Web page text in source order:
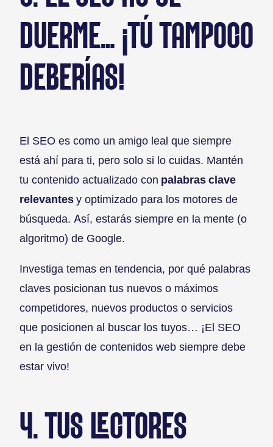
DUERME… ¡TÚ TAMPOCO
DEBERÍAS!
El SEO es como un amigo leal que siempre
está ahí para ti, pero solo si lo cuidas. Mantén
tu contenido actualizado con palabras clave
relevantesy optimizado para los motores de
búsqueda. Así, estarás siempre en la mente (o
algoritmo) de Google.
Investiga temas en tendencia, por qué palabras
claves posicionan tus nuevos o máximos
competidores, nuevos productos o servicios
que posicionen al buscar los tuyos… ¡El SEO
en la gestión de contenidos web siempre debe
estar vivo!
4. TUS LECTORES